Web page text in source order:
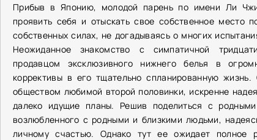
Прибыв в Японию, молодой парень по имени Ли
проявить себя и отыскать свое собственное
собственных силах, не догадываясь о многих
Неожиданное знакомство с симпатичной
продавцом эксклюзивного нижнего белья в
коррективы в его тщательно спланированную
обществом любимой второй половинки, искренне
далеко идущие планы. Решив поделиться с
возлюбленного с родными и близкими людьми,
личному счастью. Однако тут ее ожидает полное